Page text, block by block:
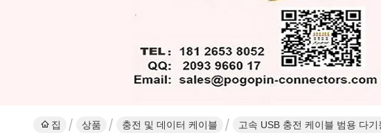
집 상품 충전 및 데이터 케이블 고속 USB 충전 케이블 범용 다